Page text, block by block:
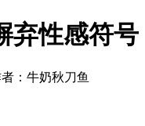
弃性感符
：牛奶秋刀鱼